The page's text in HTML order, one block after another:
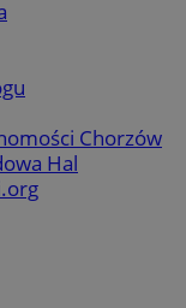
Chorzów
Hal